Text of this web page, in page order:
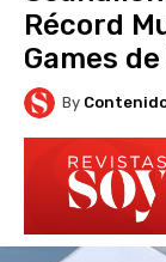
Récord
Games
By